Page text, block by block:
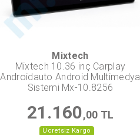
Ücretsiz Kargo
Mixtech
Mixtech 10.36 inç Carplay
Androidauto Android Multimedya
Sistemi Mx-10.8256
21.160,00 TL